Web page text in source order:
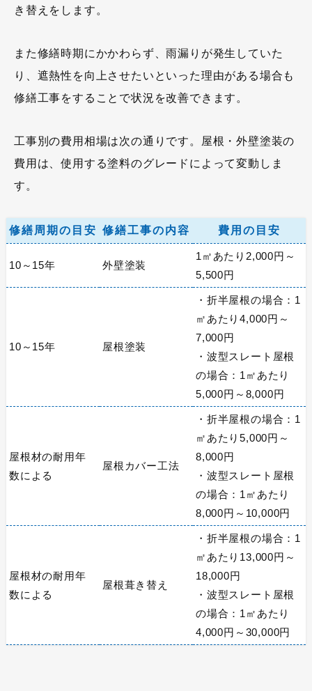
き替えをします。
また修繕時期にかかわらず、雨漏りが発生していた
り、遮熱性を向上させたいといった理由がある場合も
修繕工事をすることで状況を改善できます。
工事別の費用相場は次の通りです。屋根・外壁塗装の
費用は、使用する塗料のグレードによって変動しま
す。
修繕周期の目安 修繕工事の内容 費用の目安
10～15年 外壁塗装
1㎡あたり2,000円～
5,500円
10～15年 屋根塗装
・折半屋根の場合：1
㎡あたり4,000円～
7,000円
・波型スレート屋根
の場合：1㎡あたり
5,000円～8,000円
屋根材の耐用年
数による
屋根カバー工法
・折半屋根の場合：1
㎡あたり5,000円～
8,000円
・波型スレート屋根
の場合：1㎡あたり
8,000円～10,000円
屋根材の耐用年
数による
屋根葺き替え
・折半屋根の場合：1
㎡あたり13,000円～
18,000円
・波型スレート屋根
の場合：1㎡あたり
4,000円～30,000円